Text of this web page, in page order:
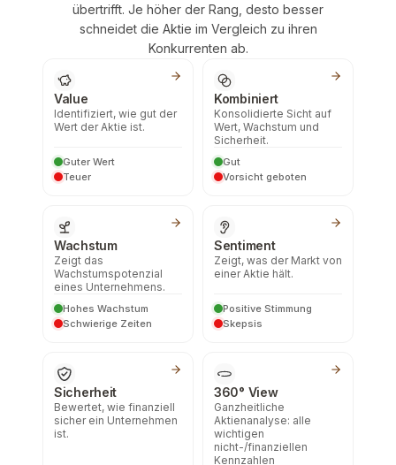
übertrifft. Je höher der Rang, desto besser
schneidet die Aktie im Vergleich zu ihren
Konkurrenten ab.
Value
Identifiziert, wie gut der
Wert der Aktie ist.
Guter Wert
Teuer
Kombiniert
Konsolidierte Sicht auf
Wert, Wachstum und
Sicherheit.
Gut
Vorsicht geboten
Wachstum
Zeigt das
Wachstumspotenzial
eines Unternehmens.
Hohes Wachstum
Schwierige Zeiten
Sentiment
Zeigt, was der Markt von
einer Aktie hält.
Positive Stimmung
Skepsis
Sicherheit
Bewertet, wie finanziell
sicher ein Unternehmen
ist.
360° View
Ganzheitliche
Aktienanalyse: alle
wichtigen
nicht-/finanziellen
Kennzahlen